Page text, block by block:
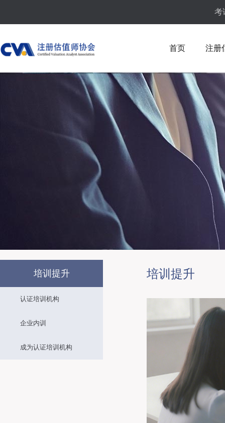
考
首页 注册
培训提升
认证培训机构
企业内训
成为认证培训机构
培训提升